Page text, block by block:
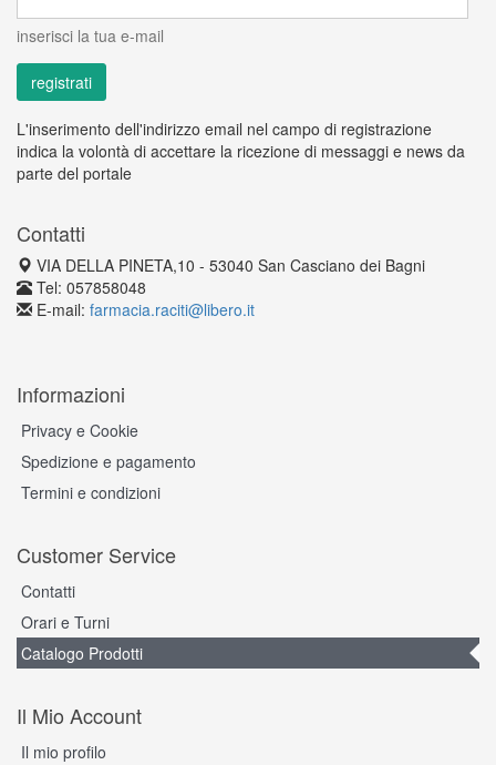
inserisci la tua e-mail
L'inserimento dell'indirizzo email nel campo di registrazione
indica la volontà di accettare la ricezione di messaggi e news da
parte del portale
Contatti
VIA DELLA PINETA,10 - 53040 San Casciano dei Bagni
Tel: 057858048
E-mail: farmacia.raciti@libero.it
Informazioni
Privacy e Cookie
Spedizione e pagamento
Termini e condizioni
Customer Service
Contatti
Orari e Turni
Catalogo Prodotti
Il Mio Account
Il mio profilo